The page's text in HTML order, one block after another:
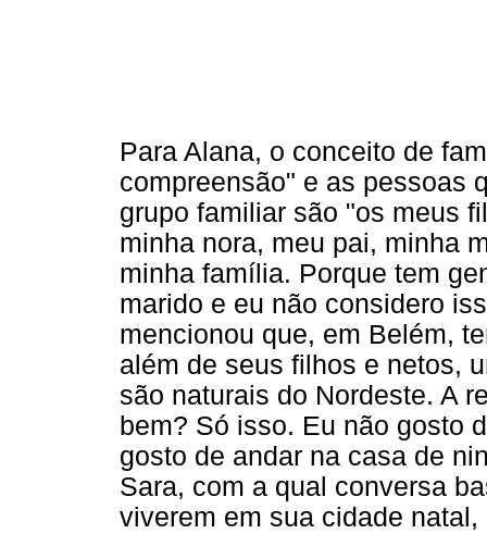
Para Alana, o conceito de
compreensão" e as pessoas
grupo familiar são "os meus
minha nora, meu pai, minha
minha família. Porque tem
marido e eu não considero
mencionou que, em Belém,
além de seus filhos e netos,
são naturais do Nordeste. A
bem? Só isso. Eu não gosto
gosto de andar na casa de
Sara, com a qual conversa
viverem em sua cidade